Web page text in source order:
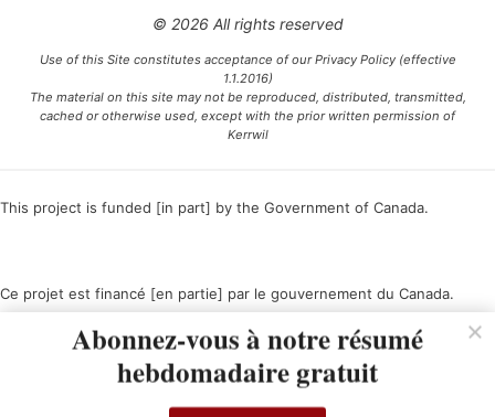
© 2026 All rights reserved
Use of this Site constitutes acceptance of our Privacy Policy (effective
1.1.2016)
The material on this site may not be reproduced, distributed, transmitted,
cached or otherwise used, except with the prior written permission of
Kerrwil
This project is funded [in part] by the Government of Canada.
Ce projet est financé [en partie] par le gouvernement du Canada.
Abonnez-vous à notre résumé
hebdomadaire gratuit